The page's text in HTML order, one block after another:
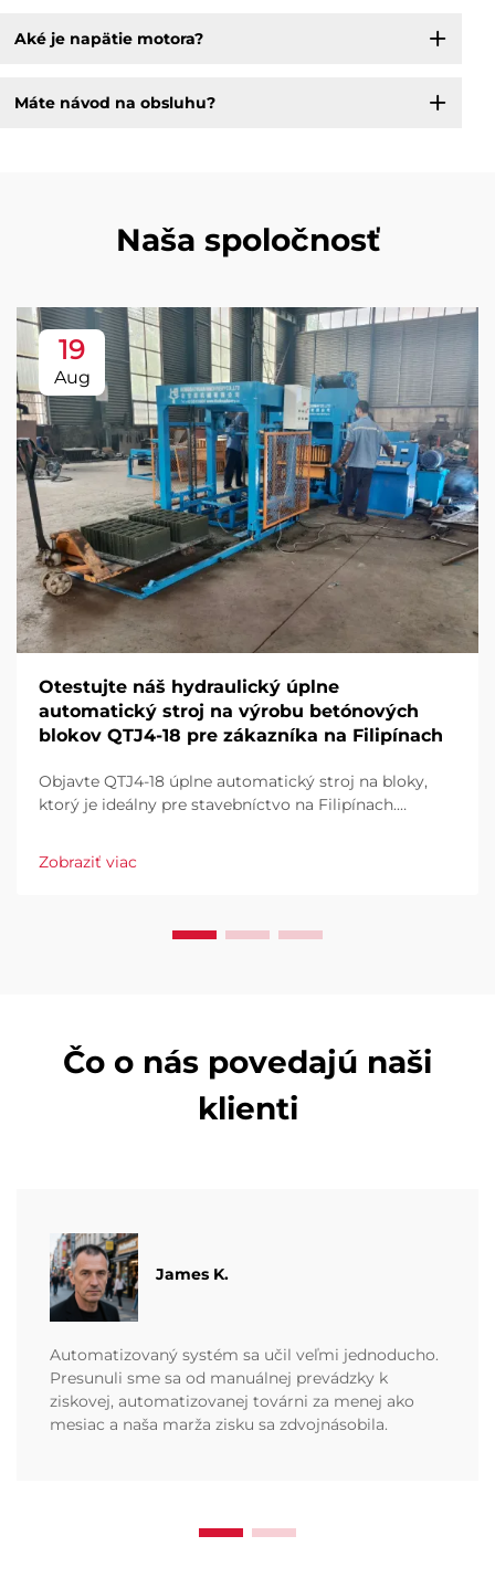
Aké je napätie motora?
Máte návod na obsluhu?
Naša spoločnosť
19
Aug
Otestujte náš hydraulický úplne
automatický stroj na výrobu betónových
blokov QTJ4-18 pre zákazníka na Filipínach
Objavte QTJ4-18 úplne automatický stroj na bloky,
ktorý je ideálny pre stavebníctvo na Filipínach.
výkon, nízky odpad, plná automatizácia. Vyžiadajte si
ponuku už dnes.
Zobraziť viac
Čo o nás povedajú naši
klienti
James K.
Automatizovaný systém sa učil veľmi jednoducho.
Presunuli sme sa od manuálnej prevádzky k
ziskovej, automatizovanej továrni za menej ako
mesiac a naša marža zisku sa zdvojnásobila.